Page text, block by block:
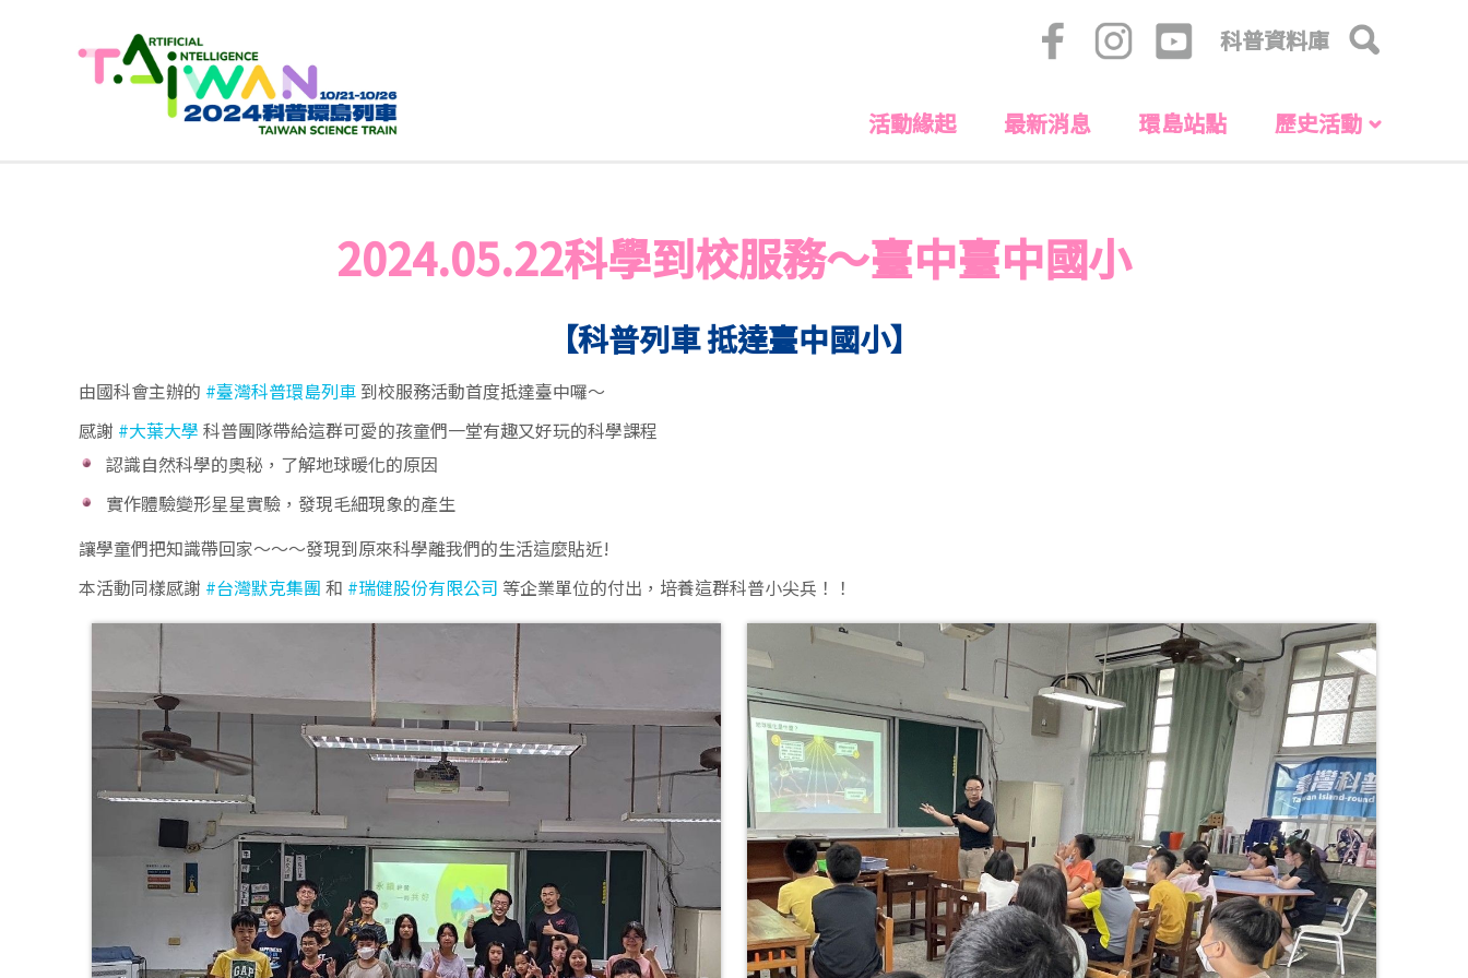
科普資料庫
活動緣起 最新消息 環島站點 歷史活動
2024.05.22科學到校服務～臺中臺中國小
【科普列車 抵達臺中國小】
由國科會主辦的 #臺灣科普環島列車 到校服務活動首度抵達臺中囉～
感謝 #大葉大學 科普團隊帶給這群可愛的孩童們一堂有趣又好玩的科學課程
認識自然科學的奧秘，了解地球暖化的原因
實作體驗變形星星實驗，發現毛細現象的產生
讓學童們把知識帶回家～～～發現到原來科學離我們的生活這麼貼近!
本活動同樣感謝 #台灣默克集團 和 #瑞健股份有限公司 等企業單位的付出，培養這群科普小尖兵！！